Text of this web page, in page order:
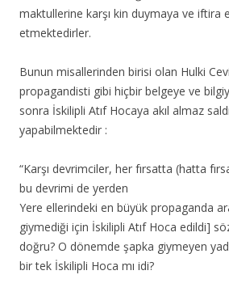
maktullerine karşı kin duymaya ve iftira
etmektedirler.
Bunun misallerinden birisi olan Hulki
propagandisti gibi hiçbir belgeye ve
sonra İskilipli Atıf Hocaya akıl almaz
yapabilmektedir :
“Karşı devrimciler, her fırsatta (hatta
bu devrimi de yerden
Yere ellerindeki en büyük propaganda
giymediği için İskilipli Atıf Hoca edildi]
doğru? O dönemde şapka giymeyen
bir tek İskilipli Hoca mı idi?